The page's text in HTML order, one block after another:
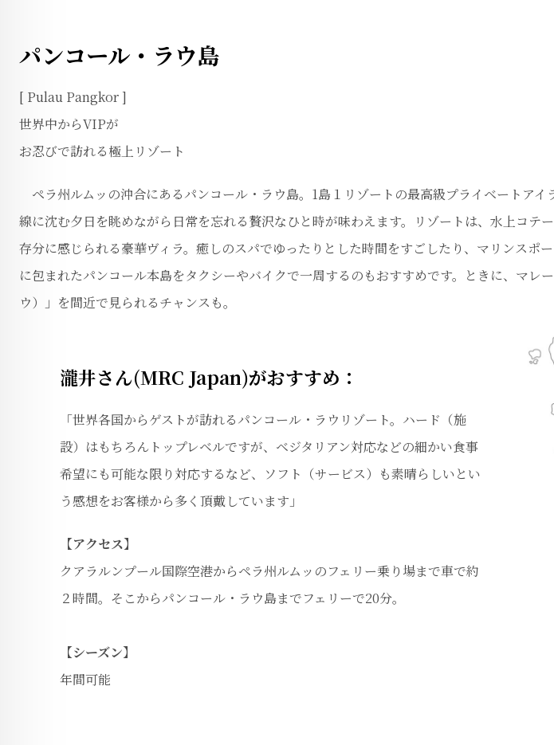
パンコール・ラウ島
[ Pulau Pangkor ]
世界中からVIPが
お忍びで訪れる極上リゾート
ペラ州ルムッの沖合にあるパンコール・ラウ島。1島１リゾートの最高級プライベートアイ
線に沈む夕日を眺めながら日常を忘れる贅沢なひと時が味わえます。リゾートは、水上コテ
存分に感じられる豪華ヴィラ。癒しのスパでゆったりとした時間をすごしたり、マリンスポ
に包まれたパンコール本島をタクシーやバイクで一周するのもおすすめです。ときに、マレ
ウ）」を間近で見られるチャンスも。
瀧井さん(MRC Japan)がおすすめ：
「世界各国からゲストが訪れるパンコール・ラウリゾート。ハード（施
設）はもちろんトップレベルですが、ベジタリアン対応などの細かい食事
希望にも可能な限り対応するなど、ソフト（サービス）も素晴らしいとい
う感想をお客様から多く頂戴しています」
【アクセス】
クアラルンプール国際空港からペラ州ルムッのフェリー乗り場まで車で約
２時間。そこからパンコール・ラウ島までフェリーで20分。
【シーズン】
年間可能